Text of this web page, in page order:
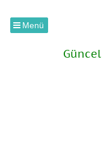
Menü
Güncel